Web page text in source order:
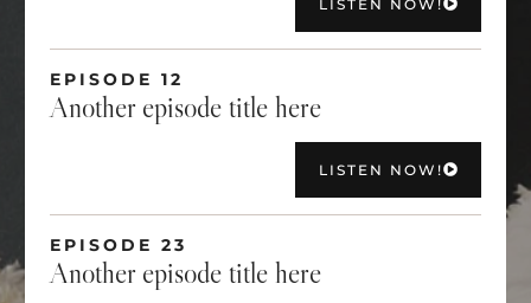
LISTEN NOW!
EPISODE 12
Another episode title here
LISTEN NOW!
EPISODE 23
Another episode title here